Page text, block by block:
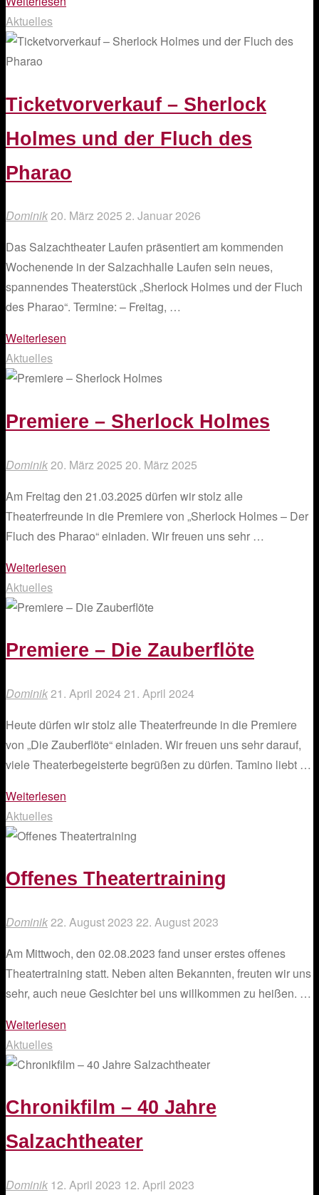
Dracula"
Aktuelles
Ticketvorverkauf – Sherlock
Holmes und der Fluch des
Pharao
Dominik20. März 2025 2. Januar 2026
Das Salzachtheater Laufen präsentiert am kommenden
Wochenende in der Salzachhalle Laufen sein neues,
spannendes Theaterstück „Sherlock Holmes und der Fluch
des Pharao“. Termine: – Freitag, …
Weiterlesen
Sherlock
und
Fluch
Pharao"
Aktuelles
Premiere – Sherlock Holmes
Dominik 20. März 2025 20. März 2025
Am Freitag den 21.03.2025 dürfen wir stolz alle
Theaterfreunde in die Premiere von „Sherlock Holmes – Der
Fluch des Pharao“ einladen. Wir freuen uns sehr …
Weiterlesen
Sherlock
Aktuelles
Premiere – Die Zauberflöte
Dominik21. April 202421. April 2024
Heute dürfen wir stolz alle Theaterfreunde in die Premiere
von „Die Zauberflöte“ einladen. Wir freuen uns sehr darauf,
viele Theaterbegeisterte begrüßen zu dürfen. Tamino liebt …
Weiterlesen
Die
Aktuelles
Offenes Theatertraining
Dominik22. August 2023 22. August 2023
Am Mittwoch, den 02.08.2023 fand unser erstes offenes
Theatertraining statt. Neben alten Bekannten, freuten wir uns
sehr, auch neue Gesichter bei uns willkommen zu heißen. …
Weiterlesen
Aktuelles
Chronikfilm – 40 Jahre
Salzachtheater
Dominik 12. April 2023 12. April 2023